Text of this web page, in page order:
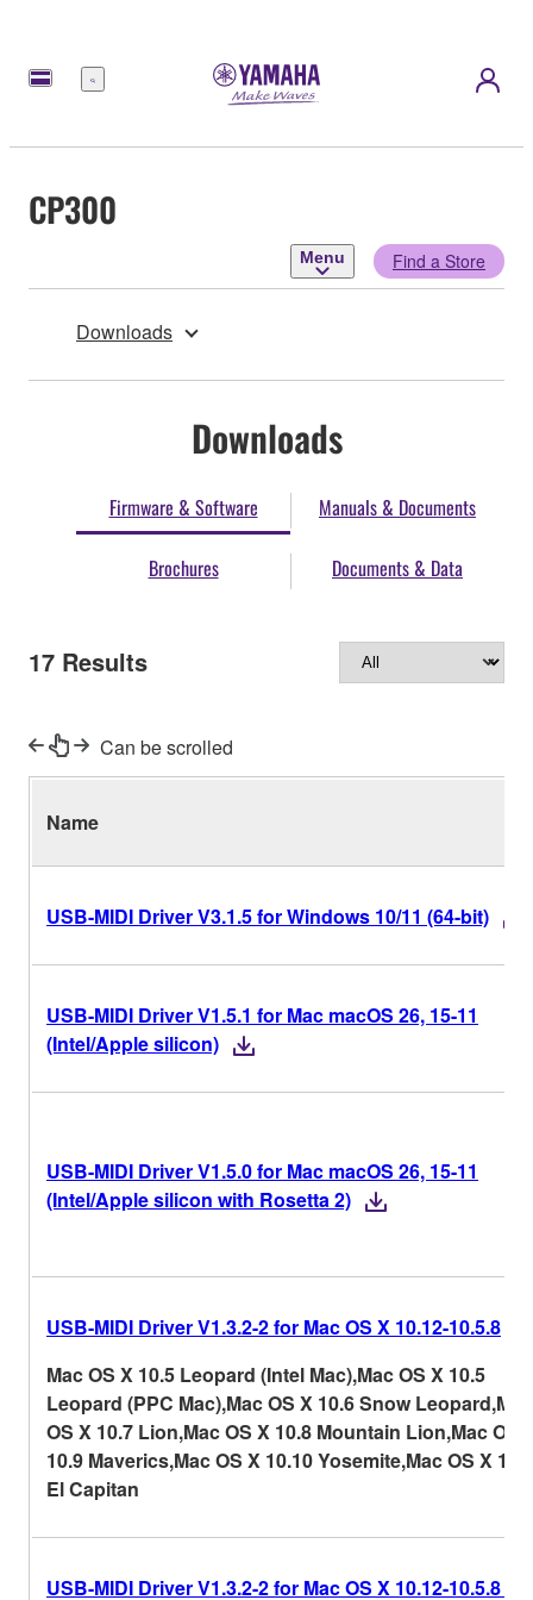
Menu
CP300
Menu Find a Store
Downloads
Downloads
Firmware & Software Manuals & Documents
Brochures Documents & Data
17 Results
Can be scrolled
Name
USB-MIDI Driver V3.1.5 for Windows 10/11 (64-bit)
USB-MIDI Driver V1.5.1 for Mac macOS 26, 15-11
(Intel/Apple silicon)
USB-MIDI Driver V1.5.0 for Mac macOS 26, 15-11
(Intel/Apple silicon with Rosetta 2)
USB-MIDI Driver V1.3.2-2 for Mac OS X 10.12-10.5.8
Mac OS X 10.5 Leopard (Intel Mac),Mac OS X 10.5
Leopard (PPC Mac),Mac OS X 10.6 Snow Leopard,Mac
OS X 10.7 Lion,Mac OS X 10.8 Mountain Lion,Mac OS
10.9 Maverics,Mac OS X 10.10 Yosemite,Mac OS X
El Capitan
USB-MIDI Driver V1.3.2-2 for Mac OS X 10.12-10.5.8